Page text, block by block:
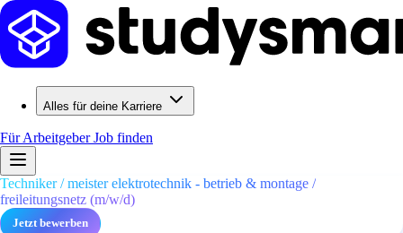
Alles für deine Karriere
Für ArbeitgeberJob finden
Techniker / meister elektrotechnik - betrieb & montage /
freileitungsnetz (m/w/d)
Jetzt bewerben